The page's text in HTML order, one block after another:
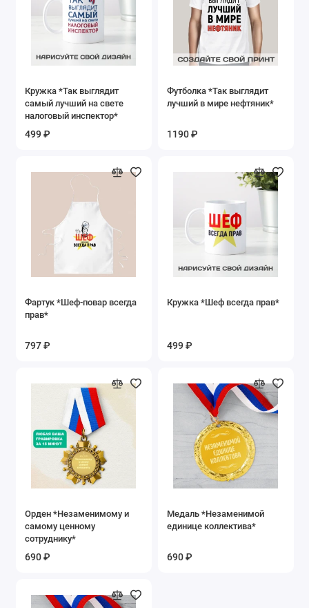
Кружка *Так выглядит
самый лучший на свете
налоговый инспектор*
499 ₽
Футболка *Так выглядит
лучший в мире нефтяник*
1190 ₽
Фартук *Шеф-повар всегда
прав*
797 ₽
Кружка *Шеф всегда прав*
499 ₽
Орден *Незаменимому и
самому ценному
сотруднику*
690 ₽
Медаль *Незаменимой
единице коллектива*
690 ₽